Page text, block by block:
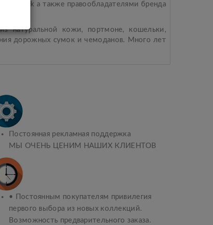
Jack а также правообладателями бренда
натуральной кожи, портмоне, кошельки,
дорожных сумок и чемоданов. Много лет
Постоянная рекламная поддержка
МЫ ОЧЕНЬ ЦЕНИМ НАШИХ КЛИЕНТОВ
• Постоянным покупателям привилегия
первого выбора из новых коллекций.
Возможность предварительного заказа.